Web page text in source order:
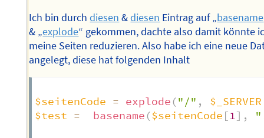
Ich bin durchdiesen &diesen Eintrag auf „basename
& „explode“ gekommen, dachte also damit könnte
meine Seiten reduzieren. Also habe ich eine neue
angelegt, diese hat folgenden Inhalt
$seitenCode = explode ("/" , $_SERVER
$test = basename ($seitenCode [1] ,